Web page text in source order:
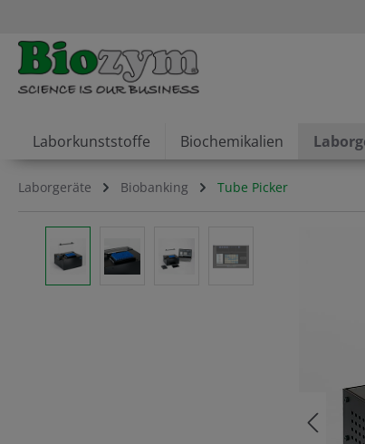
Laborkunststoffe Biochemikalien
Laborgeräte Biobanking Tube Picker